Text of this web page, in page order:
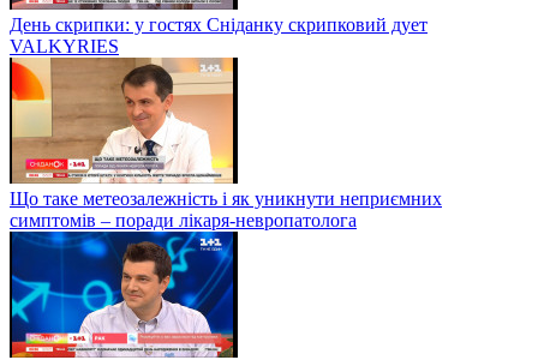
День скрипки: у гостях Сніданку скрипковий дует
VALKYRIES
Що таке метеозалежність і як уникнути неприємних
симптомів – поради лікаря-невропатолога